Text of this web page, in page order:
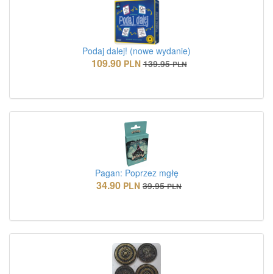
Podaj dalej! (nowe wydanie)
109.90 PLN 139.95 PLN
Pagan: Poprzez mgłę
34.90 PLN 39.95 PLN